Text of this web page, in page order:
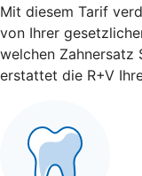
Mit diesem Tarif
von Ihrer
welchen Zahnersatz
erstattet die R+V